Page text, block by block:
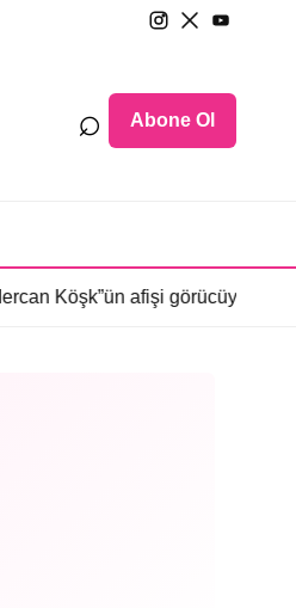
⌕ Abone Ol
afişi görücüye çıktı•İmroz’da